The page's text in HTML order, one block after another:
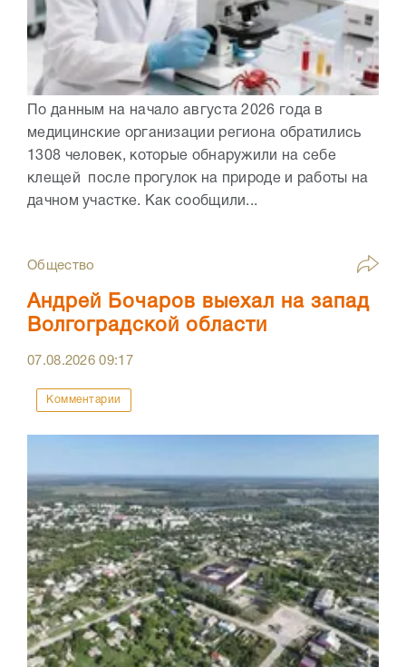
По данным на начало августа 2026 года в
медицинские организации региона обратились
1308 человек, которые обнаружили на себе
клещей после прогулок на природе и работы на
дачном участке. Как сообщили...
Общество
Андрей Бочаров выехал на запад
Волгоградской области
07.08.202609:17
Комментарии